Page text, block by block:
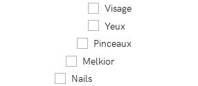
Visage
Yeux
Pinceaux
Melkior
Nails